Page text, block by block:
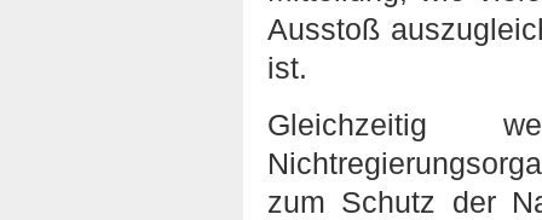
Ausstoß
ist.
Gleichzeitig
zum Schutz der